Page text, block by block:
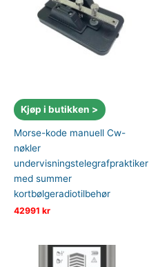
Kjøp i butikken >
Morse-kode manuell Cw-
nøkler
undervisningstelegrafpraktiker
med summer
kortbølgeradiotilbehør
42991 kr